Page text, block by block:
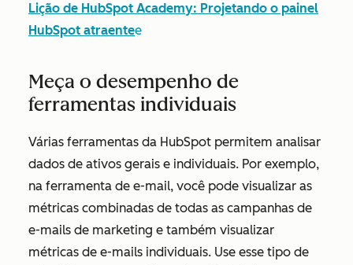
Lição de HubSpot Academy: Projetando o painel
HubSpot atraentee
Meça o desempenho de
ferramentas individuais
Várias ferramentas da HubSpot permitem analisar
dados de ativos gerais e individuais. Por exemplo,
na ferramenta de e-mail, você pode visualizar as
métricas combinadas de todas as campanhas de
e-mails de marketing e também visualizar
métricas de e-mails individuais. Use esse tipo de